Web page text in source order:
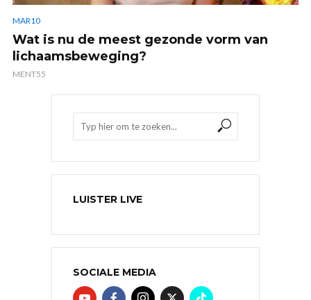
MAR10
Wat is nu de meest gezonde vorm van
lichaamsbeweging?
MENT55
LUISTER LIVE
SOCIALE MEDIA